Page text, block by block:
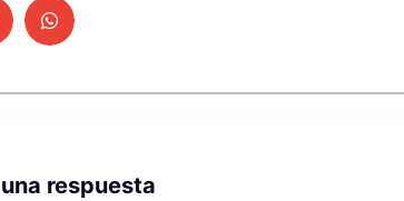
respuesta